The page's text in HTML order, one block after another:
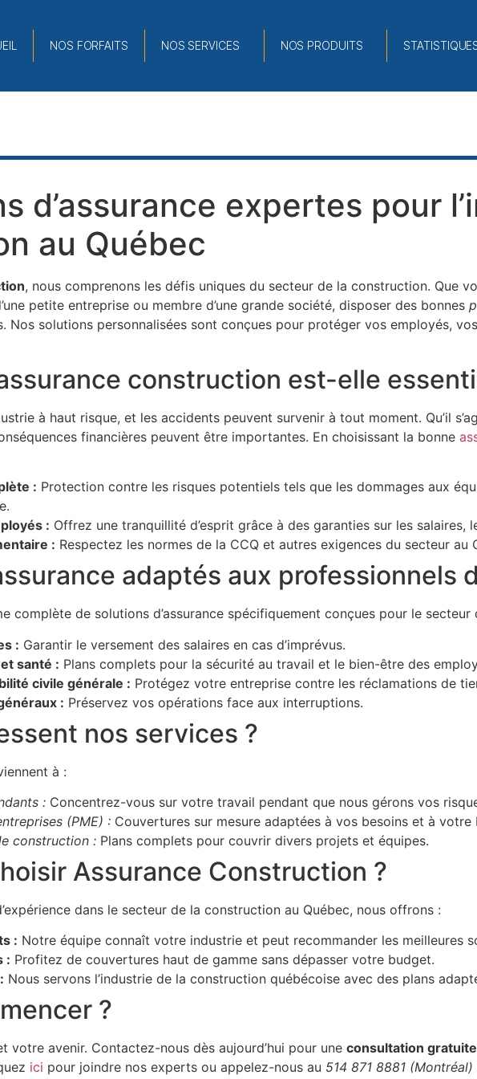
NOS FORFAITS NOS SERVICES NOS PRODUITS
d’assurance expertes pour
au Québec
, nous comprenons les défis uniques du secteur de la construction. Que
petite entreprise ou membre d’une grande société, disposer des bonnes
Nos solutions personnalisées sont conçues pour protéger vos employés,
construction est-elle
à haut risque, et les accidents peuvent survenir à tout moment. Qu’il
financières peuvent être importantes. En choisissant la bonne
: Protection contre les risques potentiels tels que les dommages aux
: Offrez une tranquillité d’esprit grâce à des garanties sur les salaires,
: Respectez les normes de la CCQ et autres exigences du secteur au
adaptés aux professionnels
complète de solutions d’assurance spécifiquement conçues pour le
: Garantir le versement des salaires en cas d’imprévus.
santé : Plans complets pour la sécurité au travail et le bien-être des
civile générale : Protégez votre entreprise contre les réclamations de
: Préservez vos opérations face aux interruptions.
nos services ?
à :
: Concentrez-vous sur votre travail pendant que nous gérons vos
(PME) : Couvertures sur mesure adaptées à vos besoins et à votre
construction : Plans complets pour couvrir divers projets et équipes.
Assurance Construction ?
dans le secteur de la construction au Québec, nous offrons :
: Notre équipe connaît votre industrie et peut recommander les meilleures
: Profitez de couvertures haut de gamme sans dépasser votre budget.
Nous servons l’industrie de la construction québécoise avec des plans
?
votre avenir. Contactez-nous dès aujourd’hui pour une consultation gratuite
ici pour joindre nos experts ou appelez-nous au 514 871 8881